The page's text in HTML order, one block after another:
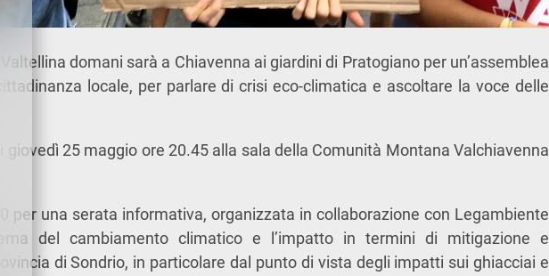
Valtellina domani sarà a Chiavenna ai giardini di Pratogiano per un’assemblea
locale, per parlare di crisi eco-climatica e ascoltare la voce delle
giovedì 25 maggio ore 20.45 alla sala della Comunità Montana Valchiavenna
per una serata informativa, organizzata in collaborazione con Legambiente
del cambiamento climatico e l’impatto in termini di mitigazione e
di Sondrio, in particolare dal punto di vista degli impatti sui ghiacciai e